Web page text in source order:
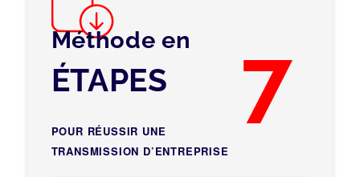
Méthode en 7
ÉTAPES
POUR RÉUSSIR UNE
TRANSMISSION D’ENTREPRISE